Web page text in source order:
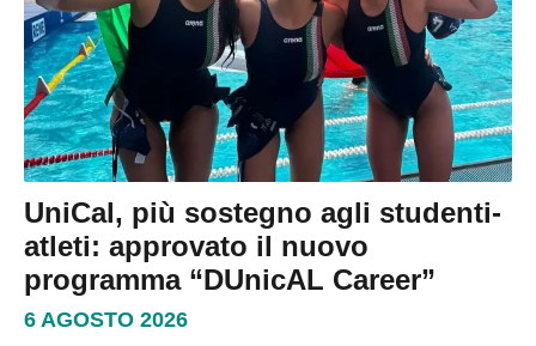
UniCal, più sostegno agli studenti-
atleti: approvato il nuovo
programma “DUnicAL Career”
6 AGOSTO 2026